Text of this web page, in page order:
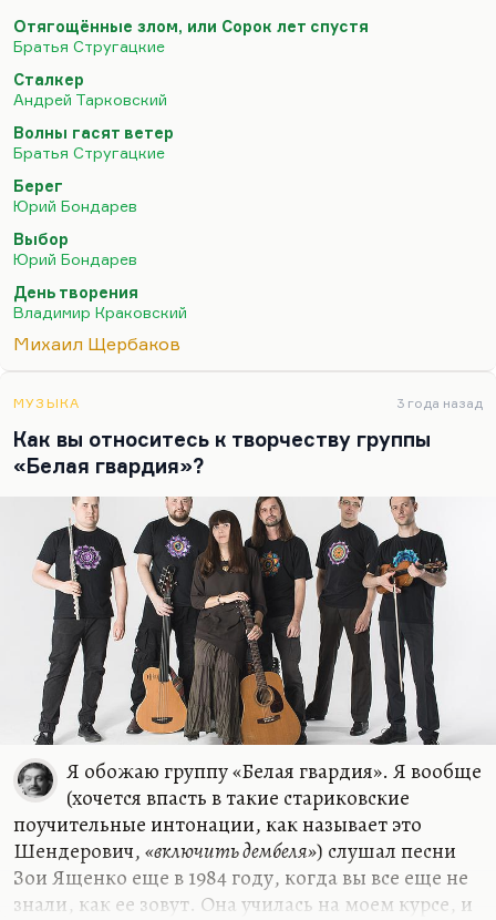
аксеновские традиции, но уже без Аксенова. У
Краковского была экранизированная,
молодежная, очень стебная повесть «Какая у вас
улыбка». Было несколько повестей для научной
молодежи. Потом он написал «День творения» –
роман, который не столько за крамолу, сколько за
формальную изощренность получил звездюлей в
советской прессе. Но очень быстро настала
Перестройка. Краковский во Владимире жил,…
Отягощённые злом, или Сорок лет спустя
Братья Стругацкие
Сталкер
Андрей Тарковский
Волны гасят ветер
Братья Стругацкие
Берег
Юрий Бондарев
Выбор
Юрий Бондарев
День творения
Владимир Краковский
Михаил Щербаков
МУЗЫКА 3 года назад
Как вы относитесь к творчеству группы
«Белая гвардия»?
Я обожаю группу «Белая гвардия». Я вообще
(хочется впасть в такие стариковские
поучительные интонации, как называет это
Шендерович,«включить дембеля») слушал песни
Зои Ященко еще в 1984 году, когда вы все еще не
знали, как ее зовут. Она училась на моем курсе, и